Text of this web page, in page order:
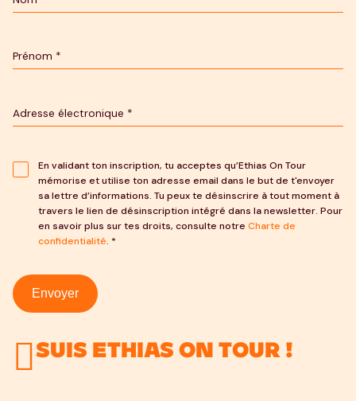
En validant ton inscription, tu acceptes qu’Ethias On Tour
mémorise et utilise ton adresse email dans le but de t'envoyer
sa lettre d’informations. Tu peux te désinscrire à tout moment à
travers le lien de désinscription intégré dans la newsletter. Pour
en savoir plus sur tes droits, consulte notre Charte de
confidentialité. *
Envoyer
Suis Ethias On Tour !